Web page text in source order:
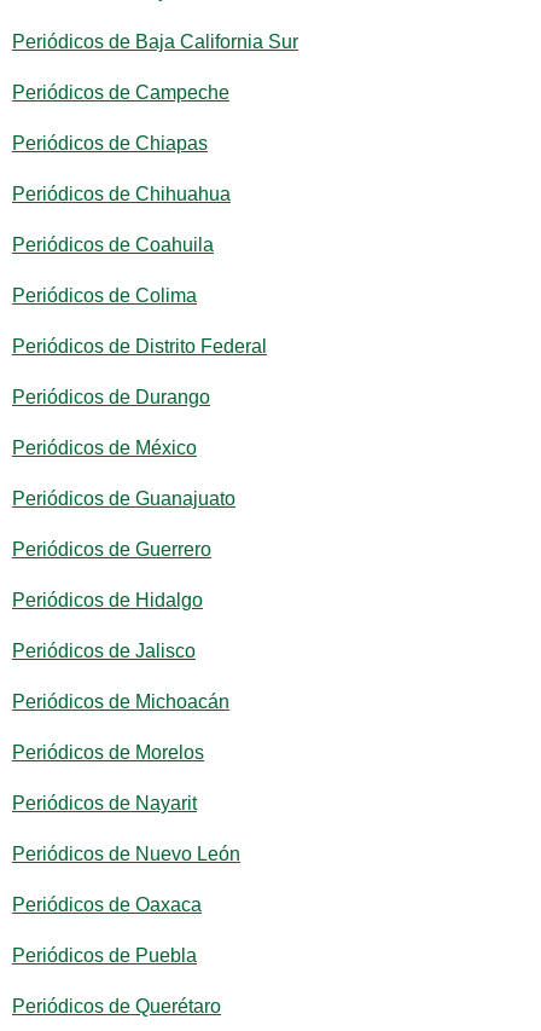
Periódicos de Baja California Sur
Periódicos de Campeche
Periódicos de Chiapas
Periódicos de Chihuahua
Periódicos de Coahuila
Periódicos de Colima
Periódicos de Distrito Federal
Periódicos de Durango
Periódicos de México
Periódicos de Guanajuato
Periódicos de Guerrero
Periódicos de Hidalgo
Periódicos de Jalisco
Periódicos de Michoacán
Periódicos de Morelos
Periódicos de Nayarit
Periódicos de Nuevo León
Periódicos de Oaxaca
Periódicos de Puebla
Periódicos de Querétaro